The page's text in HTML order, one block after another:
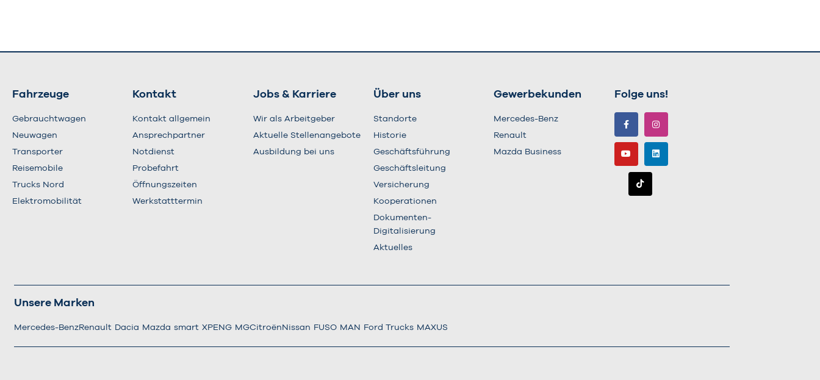
Fahrzeuge
Gebrauchtwagen
Neuwagen
Transporter
Reisemobile
Trucks Nord
Elektromobilität
Kontakt
Kontakt allgemein
Ansprechpartner
Notdienst
Probefahrt
Öffnungszeiten
Werkstatttermin
Jobs & Karriere
Wir als Arbeitgeber
Aktuelle Stellenangebote
Ausbildung bei uns
Über uns
Standorte
Historie
Geschäftsführung
Geschäftsleitung
Versicherung
Kooperationen
Dokumenten-
Digitalisierung
Aktuelles
Gewerbekunden
Mercedes-Benz
Renault
Mazda Business
Folge uns!
Unsere Marken
Mercedes-BenzRenault Dacia Mazda smart XPENG MGCitroën Nissan FUSO MAN Ford Trucks MAXUS